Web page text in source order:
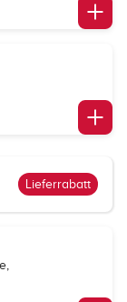
Lieferrabatt